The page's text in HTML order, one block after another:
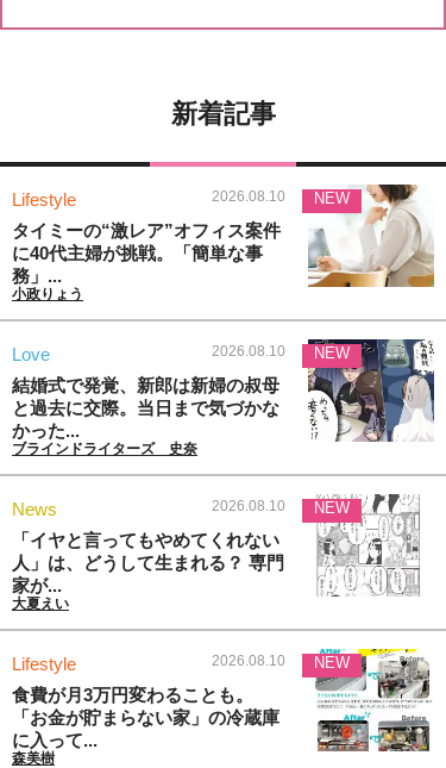
新着記事
Lifestyle 2026.08.10
タイミーの“激レア”オフィス案件
に40代主婦が挑戦。「簡単な事
務」...
小政りょう
NEW
Love 2026.08.10
結婚式で発覚、新郎は新婦の叔母
と過去に交際。当日まで気づかな
かった...
ブラインドライターズ 史奈
NEW
News 2026.08.10
「イヤと言ってもやめてくれない
人」は、どうして生まれる？ 専門
家が...
大夏えい
NEW
Lifestyle 2026.08.10
食費が月3万円変わることも。
「お金が貯まらない家」の冷蔵庫
に入って...
森美樹
NEW